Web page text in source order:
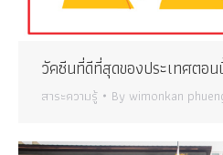
วัคซีนที่ดีที่สุดของประเทศตอ
สาระความรู้ By wimonkan